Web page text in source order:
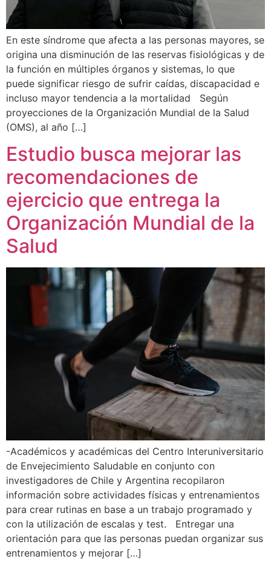
En este síndrome que afecta a las personas mayores, se
origina una disminución de las reservas fisiológicas y de
la función en múltiples órganos y sistemas, lo que
puede significar riesgo de sufrir caídas, discapacidad e
incluso mayor tendencia a la mortalidad Según
proyecciones de la Organización Mundial de la Salud
(OMS), al año […]
Estudio busca mejorar las
recomendaciones de
ejercicio que entrega la
Organización Mundial de la
Salud
-Académicos y académicas del Centro Interuniversitario
de Envejecimiento Saludable en conjunto con
investigadores de Chile y Argentina recopilaron
información sobre actividades físicas y entrenamientos
para crear rutinas en base a un trabajo programado y
con la utilización de escalas y test. Entregar una
orientación para que las personas puedan organizar sus
entrenamientos y mejorar […]